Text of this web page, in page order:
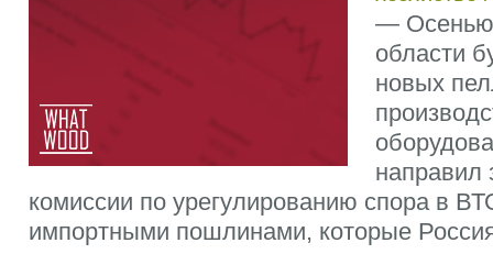
— Осенью
области
новых
направил
комиссии по урегулированию спора в
импортными пошлинами, которые